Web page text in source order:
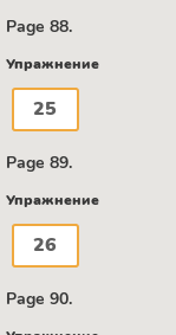
Page 88.
Упражнение
25
Page 89.
Упражнение
26
Page 90.